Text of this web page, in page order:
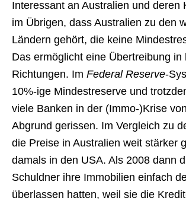
Interessant an Australien und deren
im Übrigen, dass Australien zu den
Ländern gehört, die keine
Das ermöglicht eine Übertreibung in
Richtungen. Im Federal Reserve-
10%-ige Mindestreserve und
viele Banken in der (Immo-)Krise
Abgrund gerissen. Im Vergleich zu
die Preise in Australien weit stärker
damals in den USA. Als 2008 dann
Schuldner ihre Immobilien einfach
überlassen hatten, weil sie die